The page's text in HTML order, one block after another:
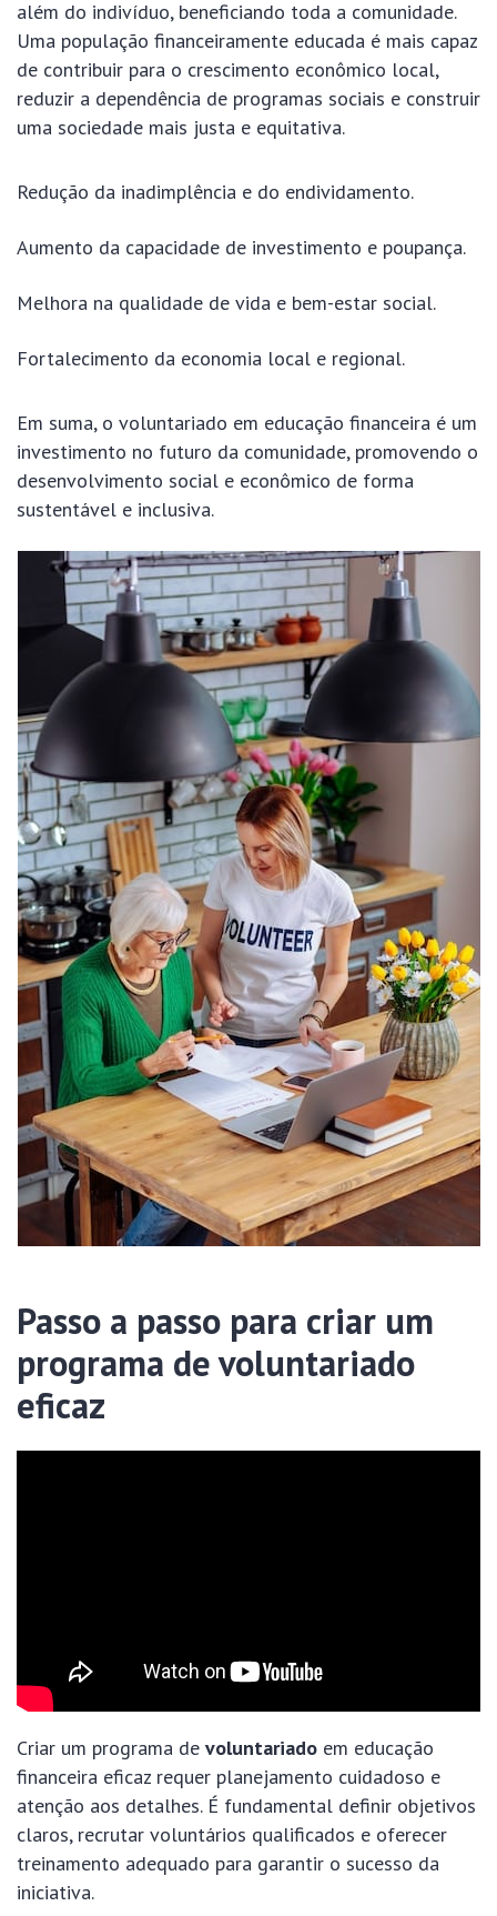
além do indivíduo, beneficiando toda a comunidade.
Uma população financeiramente educada é mais capaz
de contribuir para o crescimento econômico local,
reduzir a dependência de programas sociais e construir
uma sociedade mais justa e equitativa.
Redução da inadimplência e do endividamento.
Aumento da capacidade de investimento e poupança.
Melhora na qualidade de vida e bem-estar social.
Fortalecimento da economia local e regional.
Em suma, o voluntariado em educação financeira é um
investimento no futuro da comunidade, promovendo o
desenvolvimento social e econômico de forma
sustentável e inclusiva.
Passo a passo para criar um
programa de voluntariado
eficaz
Criar um programa de voluntariado em educação
financeira eficaz requer planejamento cuidadoso e
atenção aos detalhes. É fundamental definir objetivos
claros, recrutar voluntários qualificados e oferecer
treinamento adequado para garantir o sucesso da
iniciativa.